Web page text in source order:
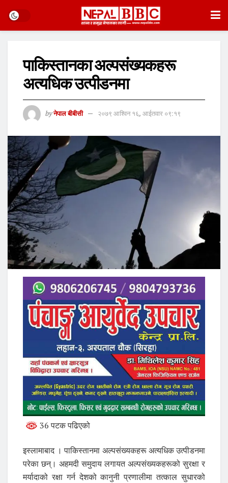
पाकिस्तानका अल्पसंख्यकहरू
अत्यधिक उत्पीडनमा
by नेपाल बीबीसी २०७९ आश्विन १६, आईतवार ०९:१९
36 पटक पढिएको
इस्लामाबाद । पाकिस्तानमा अल्पसंख्यकहरू अत्यधिक उत्पीडनमा
परेका छन्। अहमदी समुदाय लगायत अल्पसंख्यकहरूको सुरक्षा र
मर्यादाको रक्षा गर्न देशको कानुनी प्रणालीमा तत्काल सुधारको